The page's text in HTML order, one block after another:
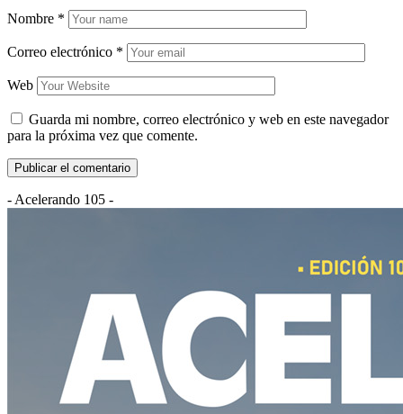
Nombre *
Correo electrónico *
Web
Guarda mi nombre, correo electrónico y web en este navegador
para la próxima vez que comente.
- Acelerando 105 -